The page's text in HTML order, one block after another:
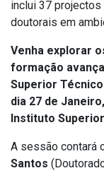
inclui 37
doutorais em
Venha explorar
formação
Superior
dia 27 de
Instituto
A sessão contará
Santos